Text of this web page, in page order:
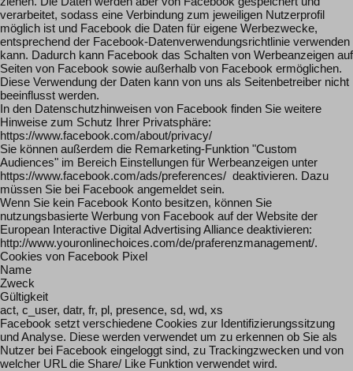
verarbeitet, sodass eine Verbindung zum jeweiligen Nutzerprofil
möglich ist und Facebook die Daten für eigene Werbezwecke,
entsprechend der Facebook-Datenverwendungsrichtlinie verwenden
kann. Dadurch kann Facebook das Schalten von Werbeanzeigen auf
Seiten von Facebook sowie außerhalb von Facebook ermöglichen.
Diese Verwendung der Daten kann von uns als Seitenbetreiber nicht
beeinflusst werden.
In den Datenschutzhinweisen von Facebook finden Sie weitere
Hinweise zum Schutz Ihrer Privatsphäre:
https://www.facebook.com/about/privacy/
Sie können außerdem die Remarketing-Funktion "Custom
Audiences" im Bereich Einstellungen für Werbeanzeigen unter
https://www.facebook.com/ads/preferences/ deaktivieren. Dazu
müssen Sie bei Facebook angemeldet sein.
Wenn Sie kein Facebook Konto besitzen, können Sie
nutzungsbasierte Werbung von Facebook auf der Website der
European Interactive Digital Advertising Alliance deaktivieren:
http://www.youronlinechoices.com/de/praferenzmanagement/.
Cookies von Facebook Pixel
Name
Zweck
Gültigkeit
act, c_user, datr, fr, pl, presence, sd, wd, xs
Facebook setzt verschiedene Cookies zur Identifizierungssitzung
und Analyse. Diese werden verwendet um zu erkennen ob Sie als
Nutzer bei Facebook eingeloggt sind, zu Trackingzwecken und von
welcher URL die Share/ Like Funktion verwendet wird.